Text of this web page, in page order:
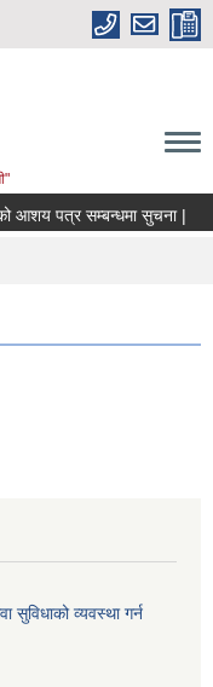
आशय पत्र सम्बन्धमा सुचना |
सुविधाको व्यवस्था गर्न